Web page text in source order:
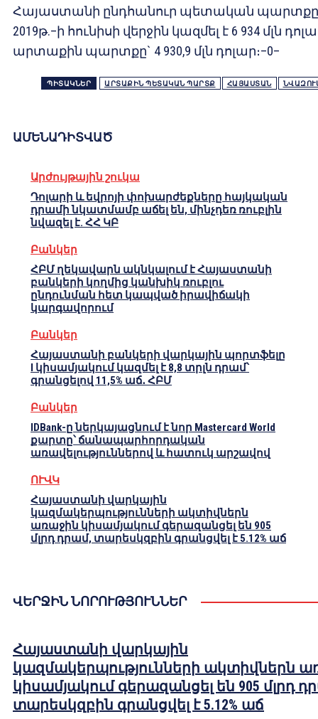
Հայաստանի ընդհանուր պետական պարտքը
2019թ.–ի հունիսի վերջին կազմել է 6 934 մլն
արտաքին պարտքը` 4 930,9 մլն դոլար։–0–
ՊԻՏԱԿՆԵՐ ԱՐՏԱՔԻՆ ՊԵՏԱԿԱՆ ՊԱՐՏՔ ՀԱՅԱՍՏԱՆ
ԱՄԵՆԱԴԻՏՎԱԾ
Արժույթային շուկա
Դոլարի և եվրոյի փոխարժեքները հայկական
դրամի նկատմամբ աճել են, մինչդեռ ռուբլին
նվազել է. ՀՀ ԿԲ
Բանկեր
ՀԲՄ ղեկավարն ակնկալում է Հայաստանի
բանկերի կողմից կանխիկ ռուբլու
ընդունման հետ կապված իրավիճակի
կարգավորում
Բանկեր
Հայաստանի բանկերի վարկային պորտֆելը
I կիսամյակում կազմել է 8,8 տրլն դրամ՝
գրանցելով 11,5% աճ․ ՀԲՄ
Բանկեր
IDBank-ը ներկայացնում է նոր Mastercard World
քարտը՝ ճանապարհորդական
առավելություններով և հատուկ արշավով
ՈՒՎԿ
Հայաստանի վարկային
կազմակերպությունների ակտիվներն
առաջին կիսամյակում գերազանցել են 905
մլրդ դրամ, տարեսկզբին գրանցվել է 5.12% աճ
ՎԵՐՋԻՆ ՆՈՐՈՒԹՅՈՒՆՆԵՐ
Հայաստանի վարկային
կազմակերպությունների ակտիվներն
կիսամյակում գերազանցել են 905 մլրդ
տարեսկզբին գրանցվել է 5.12% աճ